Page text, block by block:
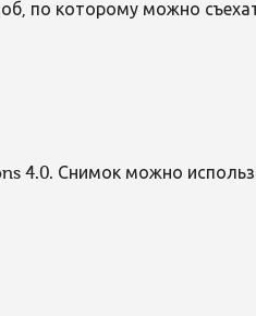
по которому можно
4.0. Снимок можно